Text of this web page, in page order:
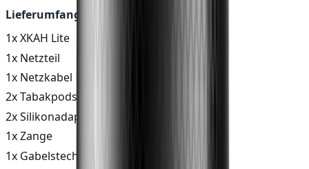
Lieferumfang:
1x XKAH Lite
1x Netzteil
1x Netzkabel 1,50 m
2x Tabakpods
2x Silikonadapter
1x Zange
1x Gabelstecher